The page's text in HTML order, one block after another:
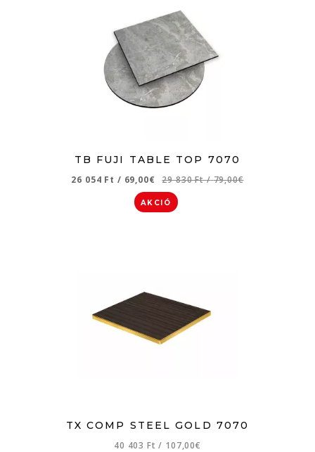
TB FUJI TABLE TOP 7070
26 054 Ft / 69,00€ 29 830 Ft/ 79,00€
AKCIÓ
TX COMP STEEL GOLD 7070
40 403 Ft/ 107,00€